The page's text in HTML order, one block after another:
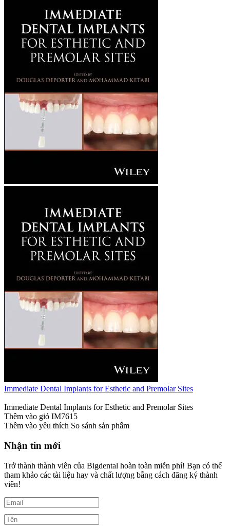
Immediate Dental Implants for Esthetic and Premolar Sites
Immediate Dental Implants for Esthetic and Premolar Sites
Thêm vào giỏ IM7615
Thêm vào yêu thích So sánh sản phẩm
Nhận tin mới
Trở thành thành viên của Bigdental hoàn toàn miễn phí! Bạn có thể
tham khảo các tài liệu hay và chất lượng bằng cách đăng ký thành
viên!